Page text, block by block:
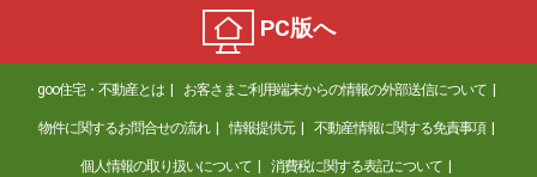
4.50万円
住 所
沖縄県豊見城市字根差部
専有面積 25.6m²
間取り
1K
沖縄県豊見城市字根差部
PC版へ
goo住宅・不動産とは お客さまご利用端末からの情報の外部送信について
物件に関するお問合せの流れ 情報提供元 不動産情報に関する免責事項
個人情報の取り扱いについて 消費税に関する表記について